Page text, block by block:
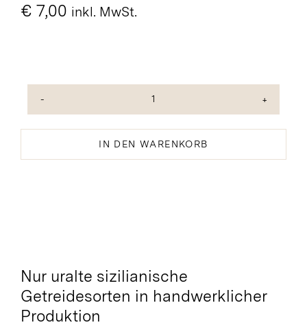
€ 7,00 inkl. MwSt.
Calamarata
Menge
IN DEN WARENKORB
Nur uralte sizilianische
Getreidesorten in handwerklicher
Produktion